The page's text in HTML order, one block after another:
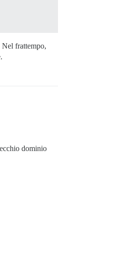
frattempo,
dominio